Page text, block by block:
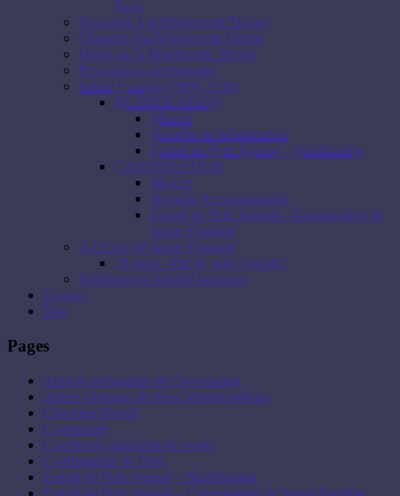
Paris
Neuvaine à la Miséricorde Divine
Chapelet à la Miséricorde Divine
Heure de la Miséricorde Divine
Propagation du message
Sainte Faustine (1905-1938)
BEATIFICATION
Miracle
Homélie de béatification
Extrait du Petit Journal – Béatification
CANONISATION
Miracle
Homélie de canonisation
Extrait du Petit Journal – Canonisation de
Sainte Faustine
A l’école de Sainte Faustine
19 mars : fête de saint Joseph !
Bienheureux Michel Sopocko
Contact
Don
Pages
Amis et partenaires de l’association
Autres tableaux de Jésus Miséricordieux
Checkout-Result
Commande
Conditions générales de vente
Confirmation de Don
Extrait du Petit Journal – Béatification
Extrait du Petit Journal – Canonisation de Sainte Faustine